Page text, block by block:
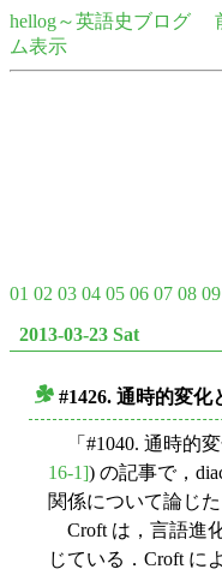
hellog～英語史ブログ
ム表示
01 02 03 04 05 06 07 08 09
2013-03-23 Sat
#1426. 通時的変化
「#1040. 通時的
16-1]) の記事で，
関係について論じ
Croft は，言語進
じている．Croft に